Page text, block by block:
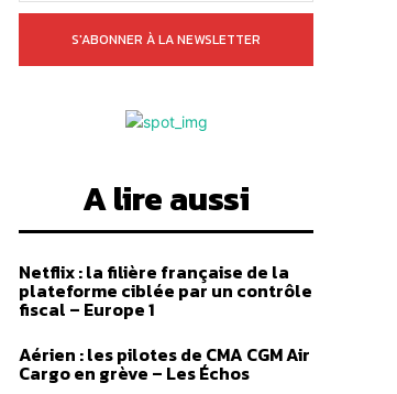
S'ABONNER À LA NEWSLETTER
A lire aussi
Netflix : la filière française de la
plateforme ciblée par un contrôle
fiscal – Europe 1
Aérien : les pilotes de CMA CGM Air
Cargo en grève – Les Échos